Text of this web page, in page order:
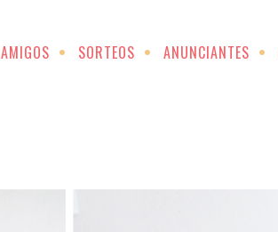
AMIGOS SORTEOS ANUNCIANTES